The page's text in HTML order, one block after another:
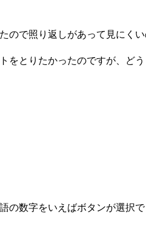
ので照り返しがあって見にく
をとりたかったのですが、ど
の数字をいえばボタンが選択